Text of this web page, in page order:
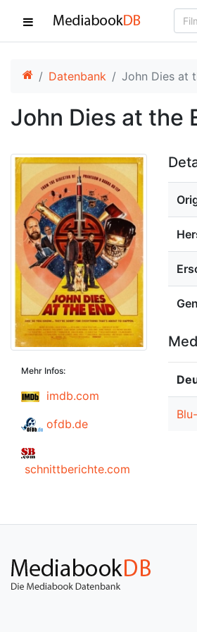
Datenbank John Dies at
John Dies at the
Mehr Infos:
imdb.com
ofdb.de
schnittberichte.com